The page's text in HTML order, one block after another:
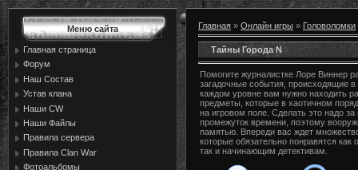
Меню сайта
Главная страница
Форум
Наш Состав
Устав клана
Наши CW
Наши Файлы
Правила сервера
Правила Сlan War
Фотоальбомы
Главная » Онлайн игры » Головоломки
Тайны Города N
Помогите журналистке Лоре Виннер
загадочные события, происходящие
каждом уровне вам нужно находить
предметы, которые в хаотичном
на игровом поле. Сделать это надо
промежуток времени, поэтому
памятью. Впереди вас ждет
которые обязательно понравятся
так и начинающим детективам.